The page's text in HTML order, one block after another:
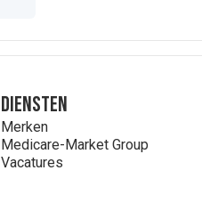
Diensten
Merken
Medicare-Market Group
Vacatures